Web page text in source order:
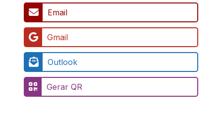
Email
Gmail
Outlook
Gerar QR